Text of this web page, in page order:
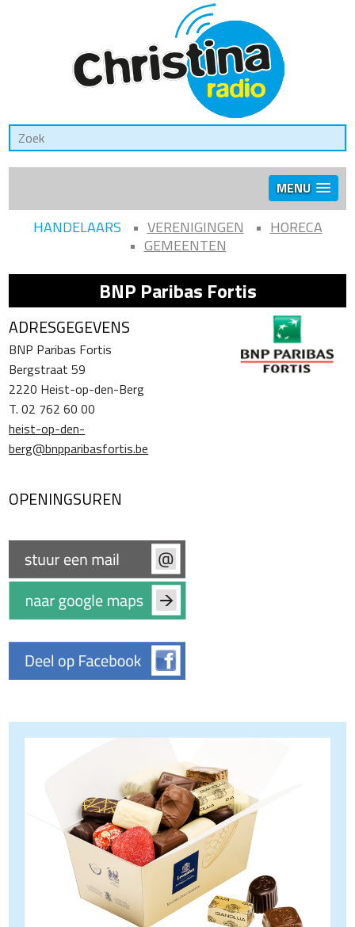
MENU
HANDELAARS VERENIGINGEN
HORECA
GEMEENTEN
BNP Paribas Fortis
ADRESGEGEVENS
BNP Paribas Fortis
Bergstraat 59
2220 Heist-op-den-Berg
T. 02 762 60 00
heist-op-den-
berg@bnpparibasfortis.be
OPENINGSUREN